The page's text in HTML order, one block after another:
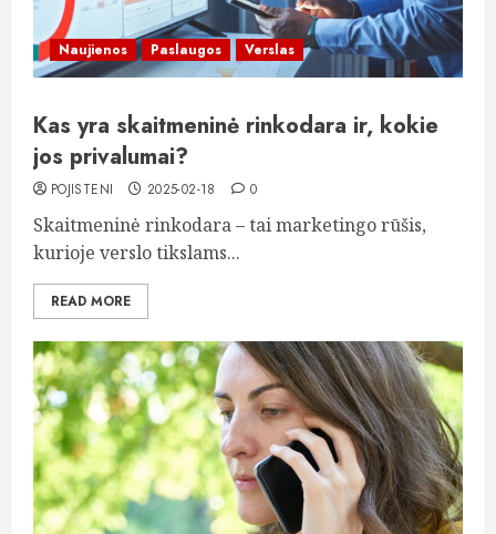
Naujienos Paslaugos Verslas
Kas yra skaitmeninė rinkodara ir, kokie
jos privalumai?
POJISTENI 2025-02-18 0
Skaitmeninė rinkodara – tai marketingo rūšis,
kurioje verslo tikslams...
READ MORE